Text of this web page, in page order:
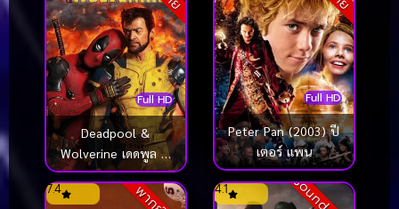
Full HD
Deadpool &
Wolverine เดดพูล &
วูล์ฟเวอรีน (2024)
Full HD
Peter Pan (2003) ปี
เตอร์ แพน
7.4 4.1